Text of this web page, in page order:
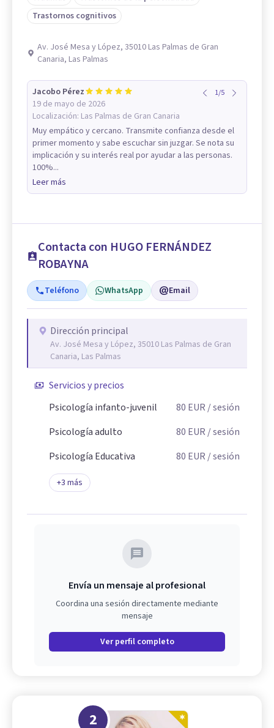
Trastornos cognitivos
Av. José Mesa y López, 35010 Las Palmas de Gran
Canaria, Las Palmas
Jacobo Pérez
19 de mayo de 2026
Localización: Las Palmas de Gran Canaria
1/5
Muy empático y cercano. Transmite confianza desde el
primer momento y sabe escuchar sin juzgar. Se nota su
implicación y su interés real por ayudar a las personas.
100%...
Leer más
Contacta con HUGO FERNÁNDEZ
ROBAYNA
Teléfono WhatsApp Email
Dirección principal
Av. José Mesa y López, 35010 Las Palmas de Gran
Canaria, Las Palmas
Servicios y precios
Psicología infanto-juvenil
80 EUR / sesión
Psicología adulto
80 EUR / sesión
Psicología Educativa
80 EUR / sesión
+3 más
Envía un mensaje al profesional
Coordina una sesión directamente mediante
mensaje
Ver perfil completo
2